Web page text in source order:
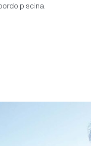
piscina.